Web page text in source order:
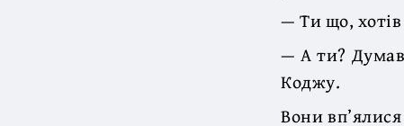
— Ти що,
— А ти?
Коджу.
Вони